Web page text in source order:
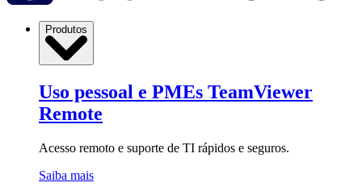
Produtos
Uso pessoal e PMEs TeamViewer
Remote
Acesso remoto e suporte de TI rápidos e seguros.
Saiba mais